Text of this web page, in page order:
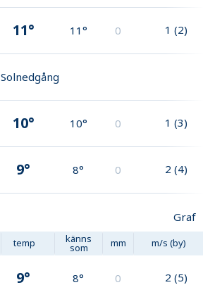
11° 11° 0 1 (2)
Solnedgång
10° 10° 0 1 (3)
9° 8° 0 2 (4)
Graf
temp känns
som mm m/s (by)
9° 8° 0 2 (5)